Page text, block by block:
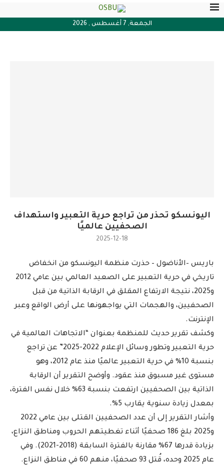
الجمعة, 7 أغسطس , 2026
اليونسكو تحذر من تراجع حرية التعبير واستهداف
الصحفيين عالميًا
2025-12-18
باريس –الأناضول – حذرت منظمة اليونسكو من انخفاض
تاريخي في حرية التعبير على الصعيد العالمي بين عامي 2012
و2025، نتيجة الارتفاع المقلق في الرقابة الذاتية من قبل
الصحفيين، والهجمات التي يواجهونها على أرض الواقع وعبر
الإنترنت.
وكشف تقرير حديث للمنظمة بعنوان “الاتجاهات العالمية في
حرية التعبير وتطور وسائل الإعلام 2022-2025” عن تراجع
بنسبة 10% في حرية التعبير عالميًا منذ عام 2012، وهو
مستوى غير مسبوق منذ عقود. وأوضح التقرير أن الرقابة
الذاتية بين الصحفيين ارتفعت بنسبة 63% خلال نفس الفترة،
بمعدل زيادة سنوية يقارب 5%.
وأشار التقرير إلى أن عدد الصحفيين القتلى بين عامي 2022
و2025 بلغ 186 صحفيًا أثناء تغطيتهم الحروب ومناطق النزاع،
بزيادة قدرها 67% مقارنة بالفترة السابقة (2018-2021). وفي
عام 2025 وحده، قُتل 93 صحفيًا، منهم 60 في مناطق النزاع.